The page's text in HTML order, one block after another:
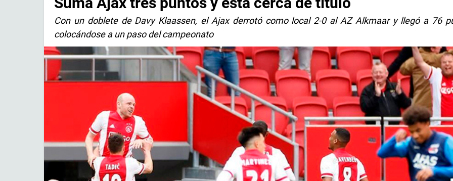
Con un doblete de Davy Klaassen, el Ajax derrotó como local 2-0 al AZ Alkmaar y llegó a 76
colocándose a un paso del campeonato